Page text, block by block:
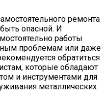
ремонта
опасной. И
работы
проблемам или даже
обратиться
которые обладают
и инструментами для
металлических